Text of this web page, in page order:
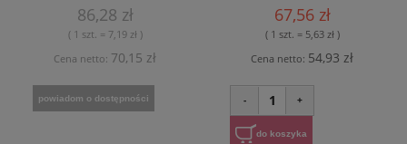
86,28 zł
( 1 szt. = 7,19 zł )
Cena netto: 70,15 zł
powiadom o dostępności
67,56 zł
( 1 szt. = 5,63 zł )
Cena netto: 54,93 zł
- 1 +
do koszyka